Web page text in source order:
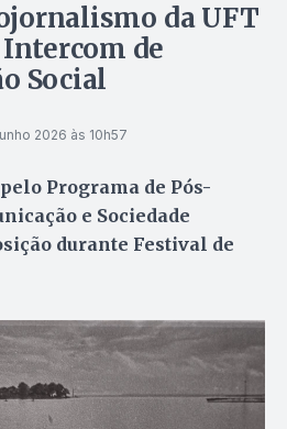
da UFT
de
Social
2026 às 10h57
Programa de Pós-
e Sociedade
durante Festival de